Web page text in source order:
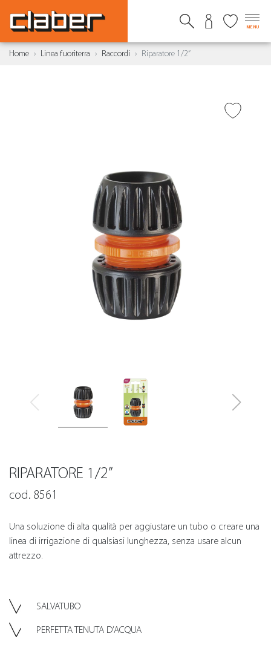
MENU
Home Linea fuoriterra Raccordi Riparatore 1/2”
RIPARATORE 1/2”
cod. 8561
Una soluzione di alta qualità per aggiustare un tubo o creare una
linea di irrigazione di qualsiasi lunghezza, senza usare alcun
attrezzo.
SALVATUBO
PERFETTA TENUTA D’ACQUA